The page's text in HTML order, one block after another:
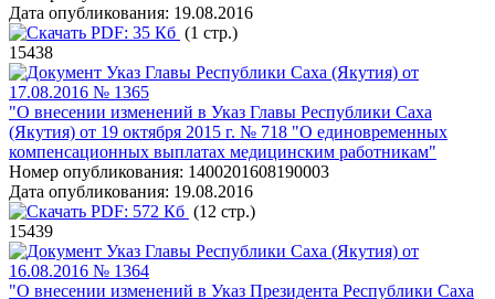
Дата опубликования: 19.08.2016
PDF: 35 Кб (1 стр.)
15438
Указ Главы Республики Саха (Якутия) от
17.08.2016 № 1365
"О внесении изменений в Указ Главы Республики Саха
(Якутия) от 19 октября 2015 г. № 718 "О единовременных
компенсационных выплатах медицинским работникам"
Номер опубликования: 1400201608190003
Дата опубликования: 19.08.2016
PDF: 572 Кб (12 стр.)
15439
Указ Главы Республики Саха (Якутия) от
16.08.2016 № 1364
"О внесении изменений в Указ Президента Республики Саха